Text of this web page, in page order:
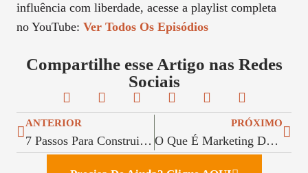
influência com liberdade, acesse a playlist completa
no YouTube: Ver Todos Os Episódios
Compartilhe esse Artigo nas Redes
Sociais
ANTERIOR
7 Passos Para Construir Uma Marca Pessoal Que Resista Ao Tempo
PRÓXIMO
O Que É Marketing De Conteúdo: A Moeda Do Século E A Revolução Silenciosa Do Inbound Marketing